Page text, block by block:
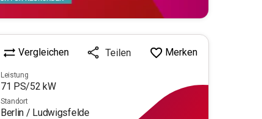
Vergleichen Teilen Merken
Leistung
71 PS/52 kW
Standort
Berlin / Ludwigsfelde